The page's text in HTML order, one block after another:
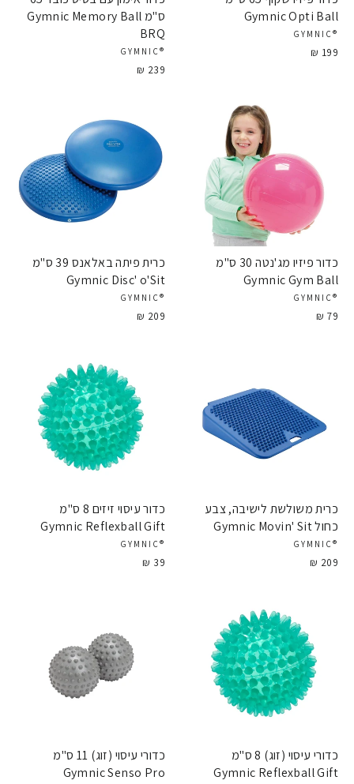
Gymnic Opti Ball
®GYMNIC
199 ₪
ס"מ Gymnic Memory Ball
BRQ
®GYMNIC
239 ₪
כדור פיזיו מג'נטה 30 ס"מ
Gymnic Gym Ball
®GYMNIC
79 ₪
כרית פיתה באלאנס 39 ס"מ
Gymnic Disc' o'Sit
®GYMNIC
209 ₪
כרית משולשת לישיבה, צבע
כחול Gymnic Movin' Sit
®GYMNIC
209 ₪
כדור עיסוי זיזים 8 ס"מ
Gymnic Reflexball Gift
®GYMNIC
39 ₪
כדורי עיסוי (זוג) 8 ס"מ
Gymnic Reflexball Gift
כדורי עיסוי (זוג) 11 ס"מ
Gymnic Senso Pro